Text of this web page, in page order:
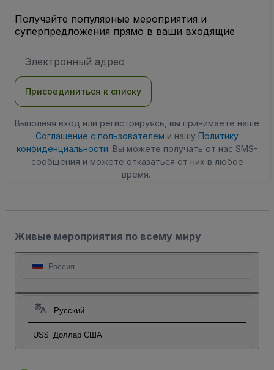
Получайте популярные мероприятия и
суперпредложения прямо в ваши входящие
электронной
Присоединиться к списку
Выполняя вход или регистрируясь, вы принимаете наше
Соглашение с пользователем и нашу Политику
конфиденциальности. Вы можете получать от нас SMS-
сообщения и можете отказаться от них в любое
время.
Живые мероприятия по всему миру
Россия
Русский
US$ Доллар США